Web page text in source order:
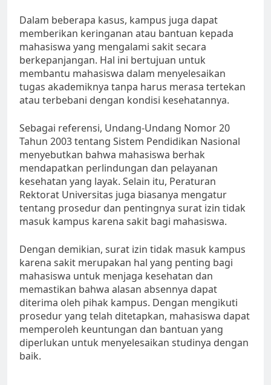
Dalam beberapa kasus, kampus juga dapat
memberikan keringanan atau bantuan kepada
mahasiswa yang mengalami sakit secara
berkepanjangan. Hal ini bertujuan untuk
membantu mahasiswa dalam menyelesaikan
tugas akademiknya tanpa harus merasa tertekan
atau terbebani dengan kondisi kesehatannya.
Sebagai referensi, Undang-Undang Nomor 20
Tahun 2003 tentang Sistem Pendidikan Nasional
menyebutkan bahwa mahasiswa berhak
mendapatkan perlindungan dan pelayanan
kesehatan yang layak. Selain itu, Peraturan
Rektorat Universitas juga biasanya mengatur
tentang prosedur dan pentingnya surat izin tidak
masuk kampus karena sakit bagi mahasiswa.
Dengan demikian, surat izin tidak masuk kampus
karena sakit merupakan hal yang penting bagi
mahasiswa untuk menjaga kesehatan dan
memastikan bahwa alasan absennya dapat
diterima oleh pihak kampus. Dengan mengikuti
prosedur yang telah ditetapkan, mahasiswa dapat
memperoleh keuntungan dan bantuan yang
diperlukan untuk menyelesaikan studinya dengan
baik.